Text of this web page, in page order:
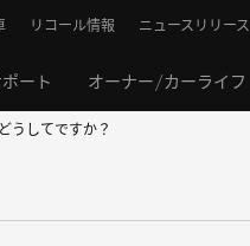
ート オーナー/カーライフ
リコール情報 ニュースリリース
うしてですか？